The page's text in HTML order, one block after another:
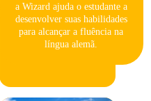
a Wizard ajuda o estudante a
desenvolver suas habilidades
para alcançar a fluência na
língua alemã.